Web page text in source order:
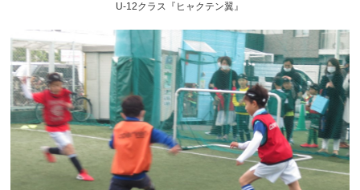
U-12クラス『ヒャクテン翼』